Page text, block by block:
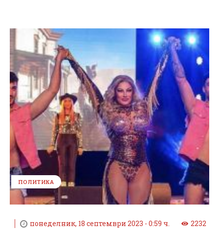
ПОЛИТИКА
понеделник, 18 септември 2023 - 0:59 ч. 2232